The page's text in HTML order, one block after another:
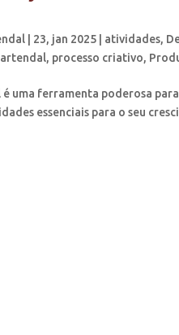
23, jan 2025 atividades,
, processo criativo,
uma ferramenta poderosa
essenciais para o seu